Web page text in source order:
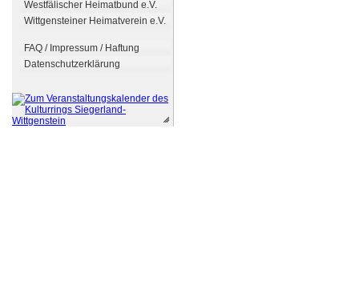
Westfälischer Heimatbund e.V.
Wittgensteiner Heimatverein e.V.
FAQ / Impressum / Haftung
Datenschutzerklärung